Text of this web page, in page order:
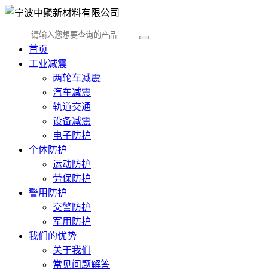
首页
工业减震
两轮车减震
汽车减震
轨道交通
设备减震
电子防护
个体防护
运动防护
劳保防护
警用防护
交警防护
军用防护
我们的优势
关于我们
常见问题解答